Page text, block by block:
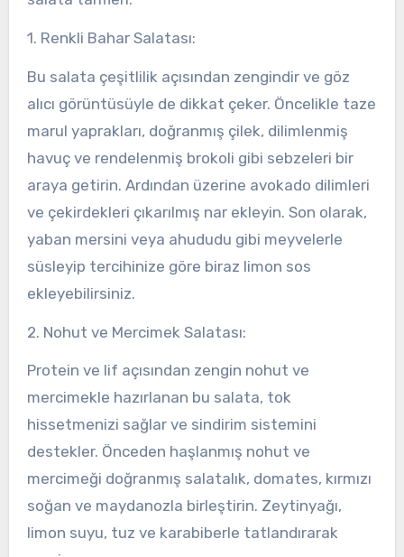
1. Renkli Bahar Salatası:
Bu salata çeşitlilik açısından zengindir ve göz
alıcı görüntüsüyle de dikkat çeker. Öncelikle taze
marul yaprakları, doğranmış çilek, dilimlenmiş
havuç ve rendelenmiş brokoli gibi sebzeleri bir
araya getirin. Ardından üzerine avokado dilimleri
ve çekirdekleri çıkarılmış nar ekleyin. Son olarak,
yaban mersini veya ahududu gibi meyvelerle
süsleyip tercihinize göre biraz limon sos
ekleyebilirsiniz.
2. Nohut ve Mercimek Salatası:
Protein ve lif açısından zengin nohut ve
mercimekle hazırlanan bu salata, tok
hissetmenizi sağlar ve sindirim sistemini
destekler. Önceden haşlanmış nohut ve
mercimeği doğranmış salatalık, domates, kırmızı
soğan ve maydanozla birleştirin. Zeytinyağı,
limon suyu, tuz ve karabiberle tatlandırarak